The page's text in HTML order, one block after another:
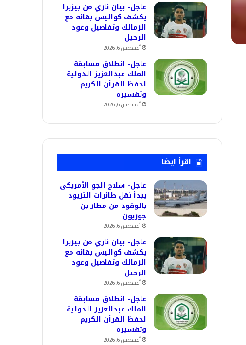
عاجل- بيان ناري من بيزيرا
يكشف كواليس بقائه مع
الزمالك وتفاصيل وعود
الرحيل
أغسطس 6, 2026
عاجل- انطلاق مسابقة
الملك عبدالعزيز الدولية
لحفظ القرآن الكريم
وتفسيره
أغسطس 6, 2026
اقرأ ايضا
عاجل- سلاح الجو الأمريكي
يبدأ نقل طائرات التزيود
بالوقود من مطار بن
جوريون
أغسطس 6, 2026
عاجل- بيان ناري من بيزيرا
يكشف كواليس بقائه مع
الزمالك وتفاصيل وعود
الرحيل
أغسطس 6, 2026
عاجل- انطلاق مسابقة
الملك عبدالعزيز الدولية
لحفظ القرآن الكريم
وتفسيره
أغسطس 6, 2026